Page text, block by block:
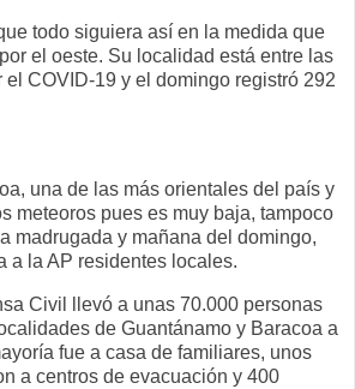
todo siguiera así en la medida que
el oeste. Su localidad está entre las
el COVID-19 y el domingo registró 292
una de las más orientales del país y
meteoros pues es muy baja, tampoco
madrugada y mañana del domingo,
a la AP residentes locales.
Civil llevó a unas 70.000 personas
de Guantánamo y Baracoa a
fue a casa de familiares, unos
a centros de evacuación y 400